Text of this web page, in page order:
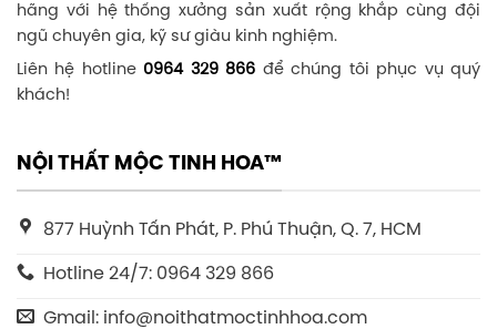
hãng với hệ thống xưởng sản xuất rộng khắp cùng đội
ngũ chuyên gia, kỹ sư giàu kinh nghiệm.
Liên hệ hotline 0964 329 866 để chúng tôi phục vụ quý
khách!
NỘI THẤT MỘC TINH HOA™
877 Huỳnh Tấn Phát, P. Phú Thuận, Q. 7, HCM
Hotline 24/7: 0964 329 866
Gmail: info@noithatmoctinhhoa.com